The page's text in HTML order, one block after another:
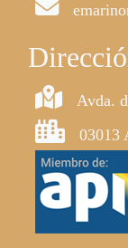
Avda.
03013